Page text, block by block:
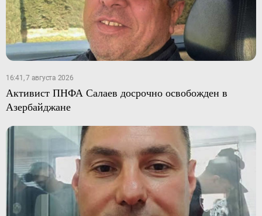
16:41, 7 августа 2026
Активист ПНФА Салаев досрочно освобожден в
Азербайджане